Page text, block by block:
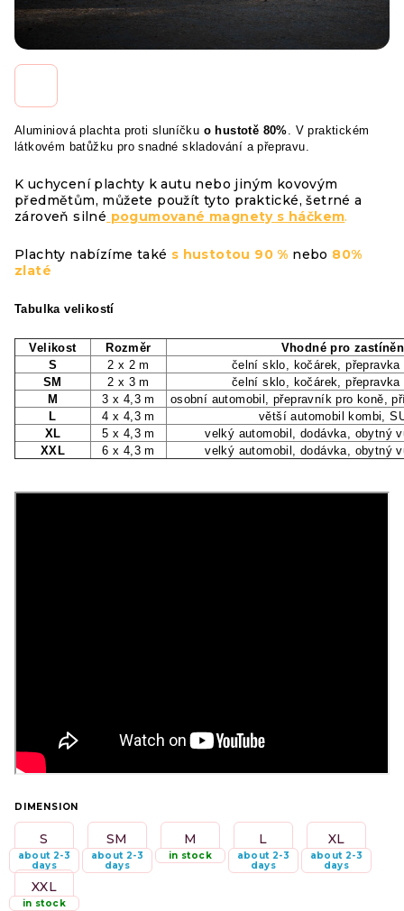
Aluminiová plachta proti sluníčku o hustotě 80%. V praktickém
látkovém batůžku pro snadné skladování a přepravu.
K uchycení plachty k autu nebo jiným kovovým
předmětům, můžete použít tyto praktické, šetrné a
zároveň silné pogumované magnety s háčkem.
Plachty nabízíme také s hustotou 90 % nebo 80%
zlaté
Tabulka velikostí
Velikost Rozměr
Vhodné pro
S
2 x 2 m
čelní sklo, kočárek,
SM
2 x 3 m
čelní sklo, kočárek,
M
3 x 4,3 m
osobní automobil, přepravník pro koně,
L
4 x 4,3 m
větší automobil kombi,
XL
5 x 4,3 m
velký automobil, dodávka, obytný
XXL
6 x 4,3 m velký automobil, dodávka, obytný
DIMENSION
S
about 2-3
days
SM
about 2-3
days
M
in stock
L
about 2-3
days
XL
about 2-3
days
XXL
in stock